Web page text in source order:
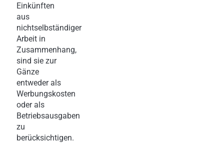
Einkünften
aus
nichtselbständiger
Arbeit in
Zusammenhang,
sind sie zur
Gänze
entweder als
Werbungskosten
oder als
Betriebsausgaben
zu
berücksichtigen.